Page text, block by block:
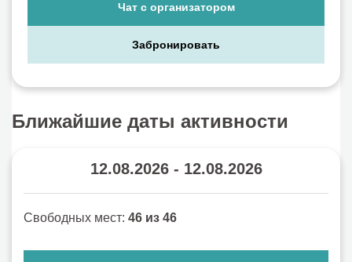
Забронировать
Чат с организатором
Ближайшие даты активности
12.08.2026 - 12.08.2026
Свободных мест: 46 из 46